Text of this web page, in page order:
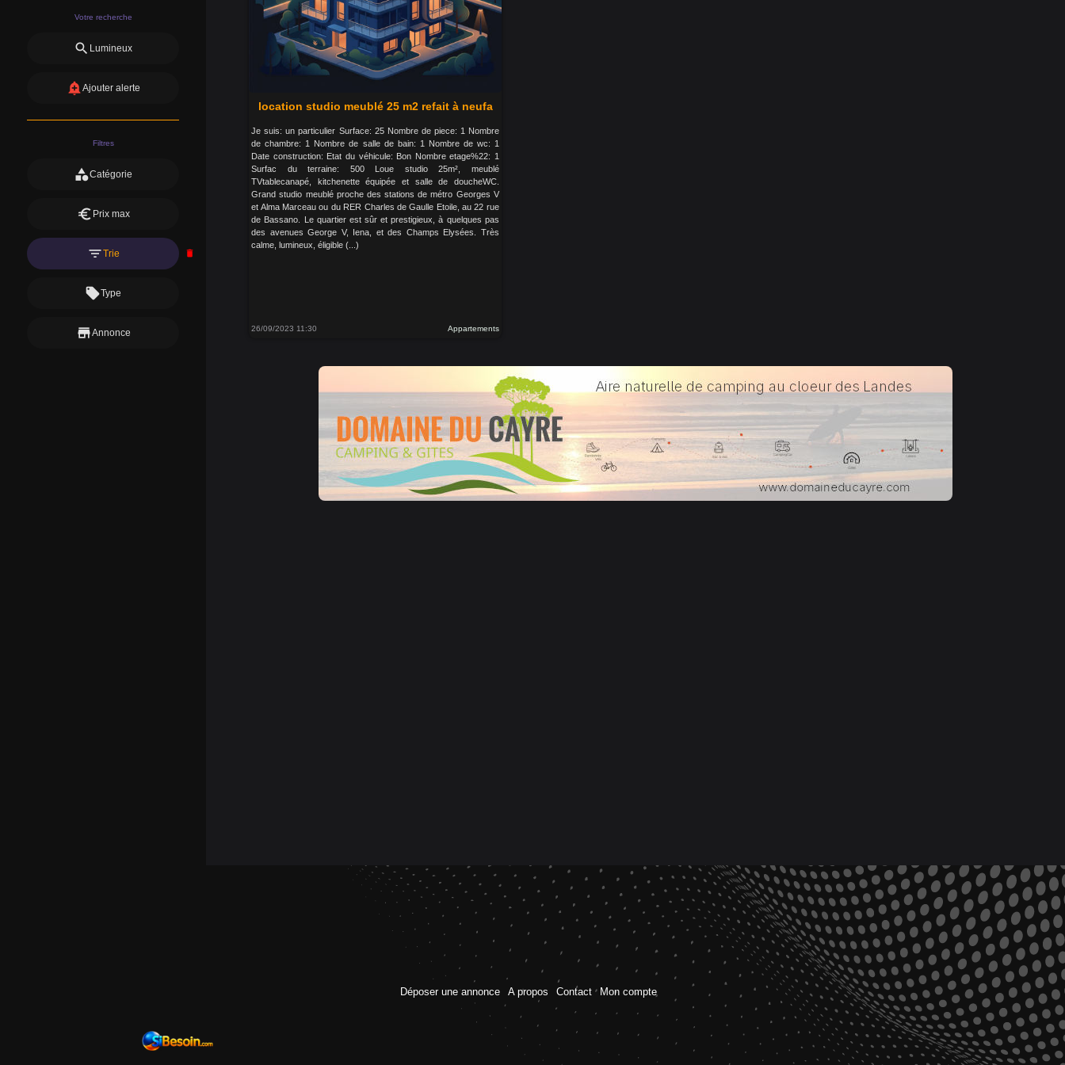
Votre recherche
search Lumineux
add_alertAjouter alerte
Filtres
categoryCatégorie
euro Prix max
filter_listTrie delete
local_offerType
storeAnnonce
location studio meublé 25 m2 refait à neufa
Je suis: un particulier Surface: 25 Nombre de piece: 1 Nombre
de chambre: 1 Nombre de salle de bain: 1 Nombre de wc: 1
Date construction: Etat du véhicule: Bon Nombre etage%22: 1
Surfac du terraine: 500 Loue studio 25m², meublé
TVtablecanapé, kitchenette équipée et salle de doucheWC.
Grand studio meublé proche des stations de métro Georges V
et Alma Marceau ou du RER Charles de Gaulle Etoile, au 22 rue
de Bassano. Le quartier est sûr et prestigieux, à quelques pas
des avenues George V, Iena, et des Champs Elysées. Très
calme, lumineux, éligible (...)
26/09/2023 11:30 Appartements
Déposer une annonce A propos Contact Mon compte